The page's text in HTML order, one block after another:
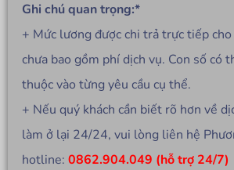
Ghi chú quan trọng:*
+ Mức lương được chi trả trực tiếp
chưa bao gồm phí dịch vụ. Con số có
thuộc vào từng yêu cầu cụ thể.
+ Nếu quý khách cần biết rõ hơn về
làm ở lại 24/24, vui lòng liên hệ
hotline: 0862.904.049 (hỗ trợ 24/7)